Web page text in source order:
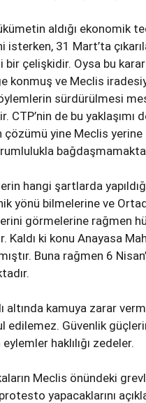
aldığı ekonomik
isterken, 31 Mart’ta
bir çelişkidir. Oysa bu
konmuş ve Meclis
sürdürülmesi
CTP’nin de bu
çözümü yine Meclis
hangi şartlarda
yönü bilmelerine ve
görmelerine rağmen
ki konu Anayasa
Buna rağmen 6
altında kamuya zarar
edilemez. Güvenlik
haklılığı zedeler.
Meclis önündeki
yapacaklarını